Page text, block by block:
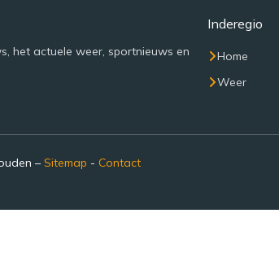
het actuele weer, sportnieuws en
Inderegio
Home
Weer
– Sitemap - Contact